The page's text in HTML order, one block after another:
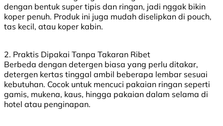
dengan bentuk super tipis dan ringan, jadi nggak bikin
koper penuh. Produk ini juga mudah diselipkan di pouch,
tas kecil, atau koper kabin.
2. Praktis Dipakai Tanpa Takaran Ribet
Berbeda dengan detergen biasa yang perlu ditakar,
detergen kertas tinggal ambil beberapa lembar sesuai
kebutuhan. Cocok untuk mencuci pakaian ringan seperti
gamis, mukena, kaus, hingga pakaian dalam selama di
hotel atau penginapan.